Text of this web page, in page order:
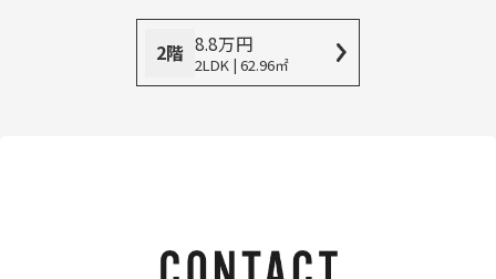
2階 8.8万円
2LDK | 62.96㎡